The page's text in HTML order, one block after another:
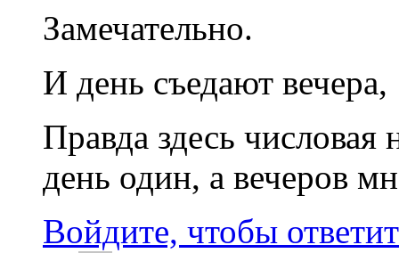
Замечательно.
И день съедают вечера,
Правда здесь числовая
день один, а вечеров
Войдите, чтобы